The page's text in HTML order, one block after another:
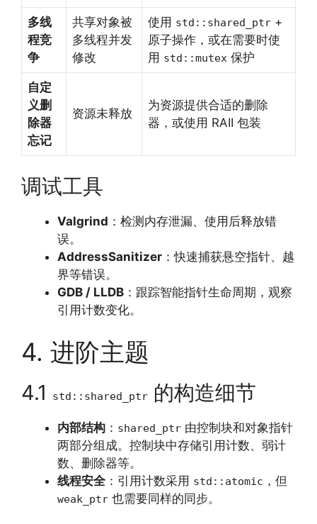
多线
程竞
争
共享对象被
多线程并发
修改
使用 std::shared_ptr +
原子操作，或在需要时使
用 std::mutex 保护
自定
义删
除器
忘记
资源未释放
为资源提供合适的删除
器，或使用 RAII 包装
调试工具
Valgrind ：检测内存泄漏、使用后释放错
误。
AddressSanitizer ：快速捕获悬空指针、越
界等错误。
GDB / LLDB ：跟踪智能指针生命周期，观察
引用计数变化。
4. 进阶主题
4.1 std::shared_ptr 的构造细节
内部结构 ： shared_ptr 由控制块和对象指针
两部分组成。控制块中存储引用计数、弱计
数、删除器等。
线程安全：引用计数采用 std::atomic ，但
weak_ptr 也需要同样的同步。